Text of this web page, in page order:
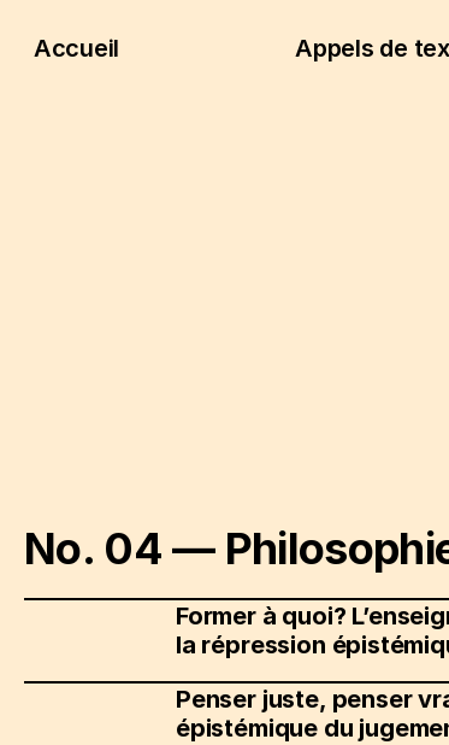
Accueil Appels de
No. 04 —
Former à quoi?
la répression
Penser juste, penser
épistémique du